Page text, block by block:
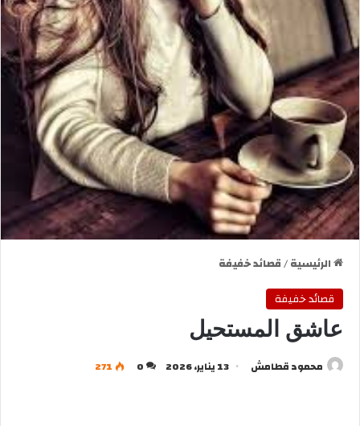
الرئيسية/قصائد خفيفة
قصائد خفيفة
عاشق المستحيل
محمود قطامش 13 يناير، 2026 0
271